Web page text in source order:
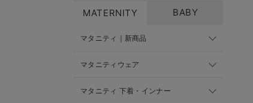
MATERNITY BABY
マタニティ｜新商品
マタニティウェア
マタニティ 下着・インナー